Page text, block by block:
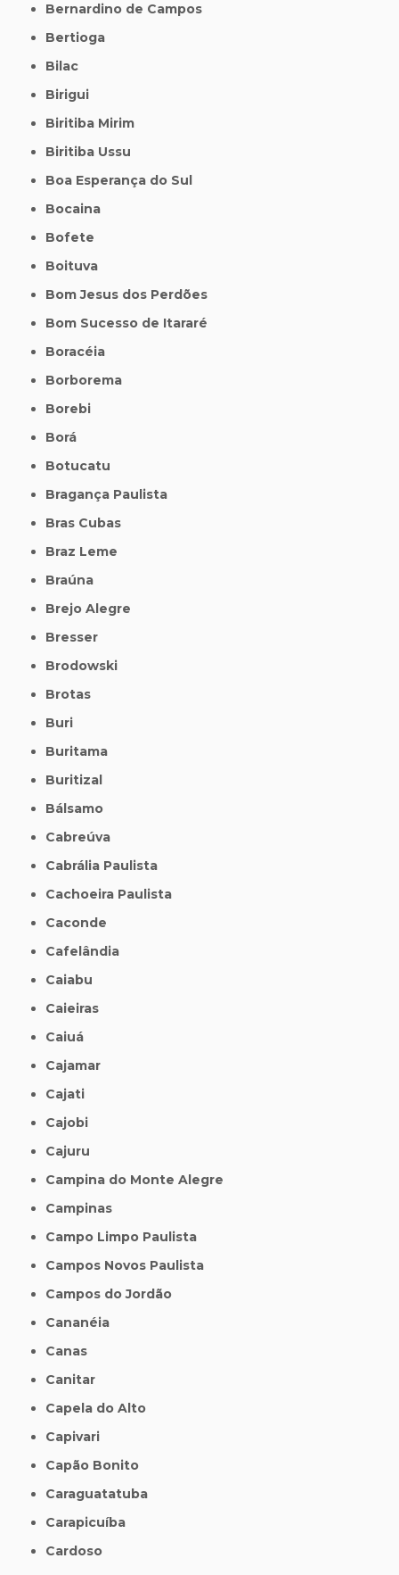
Bernardino de Campos
Bertioga
Bilac
Birigui
Biritiba Mirim
Biritiba Ussu
Boa Esperança do Sul
Bocaina
Bofete
Boituva
Bom Jesus dos Perdões
Bom Sucesso de Itararé
Boracéia
Borborema
Borebi
Borá
Botucatu
Bragança Paulista
Bras Cubas
Braz Leme
Braúna
Brejo Alegre
Bresser
Brodowski
Brotas
Buri
Buritama
Buritizal
Bálsamo
Cabreúva
Cabrália Paulista
Cachoeira Paulista
Caconde
Cafelândia
Caiabu
Caieiras
Caiuá
Cajamar
Cajati
Cajobi
Cajuru
Campina do Monte Alegre
Campinas
Campo Limpo Paulista
Campos Novos Paulista
Campos do Jordão
Cananéia
Canas
Canitar
Capela do Alto
Capivari
Capão Bonito
Caraguatatuba
Carapicuíba
Cardoso